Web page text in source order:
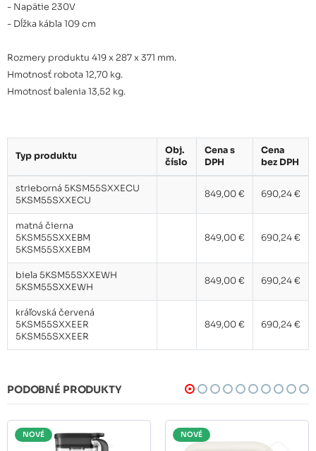
- Napätie 230V
- Dĺžka kábla 109 cm
Rozmery produktu 419 x 287 x 371 mm.
Hmotnosť robota 12,70 kg.
Hmotnosť balenia 13,52 kg.
Typ produktu
Obj.
číslo
Cena s
DPH
Cena
bez DPH
strieborná 5KSM55SXXECU
5KSM55SXXECU
849,00 € 690,24 €
matná čierna
5KSM55SXXEBM
5KSM55SXXEBM
849,00 € 690,24 €
biela 5KSM55SXXEWH
5KSM55SXXEWH
849,00 € 690,24 €
kráľovská červená
5KSM55SXXEER
5KSM55SXXEER
849,00 € 690,24 €
PODOBNÉ PRODUKTY
NOVÉ NOVÉ